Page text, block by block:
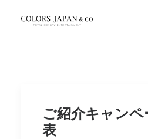
ご紹介キャンペ
表